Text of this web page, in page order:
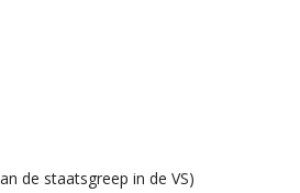
de staatsgreep in de VS)